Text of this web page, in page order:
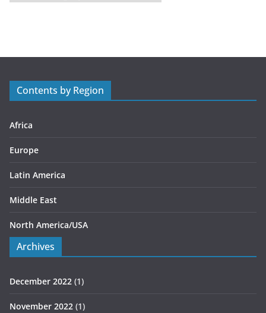
a
r
s
Contents by Region
Africa
Europe
Latin America
Middle East
North America/USA
Archives
December 2022 (1)
November 2022 (1)